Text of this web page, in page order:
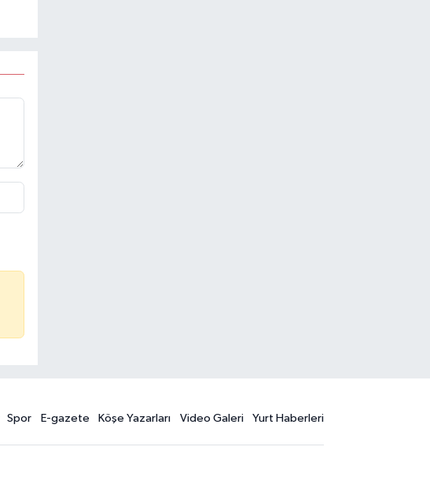
Spor E-gazete Köşe Yazarları Video Galeri Yurt Haberleri